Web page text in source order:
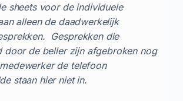
sheets voor de individuele
alleen de daadwerkelijk
Gesprekken die
door de beller zijn afgebroken nog
de telefoon
staan hier niet in.